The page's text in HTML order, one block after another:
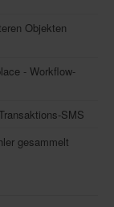
Objekten
- Workflow-
SMS
gesammelt